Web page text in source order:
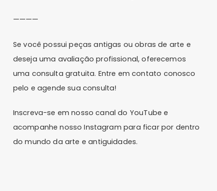
————
Se você possui peças antigas ou obras de arte e
deseja uma avaliação profissional, oferecemos
uma consulta gratuita. Entre em contato conosco
pelo e agende sua consulta!
Inscreva-se em nossocanal do YouTube e
acompanhe nosso Instagram para ficar por dentro
do mundo da arte e antiguidades.